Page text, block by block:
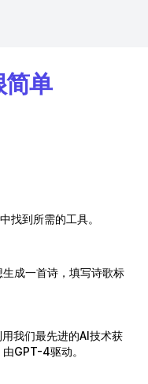
简单
找到所需的工具。
成一首诗，填写诗歌标
我们最先进的AI技术获
GPT-4驱动。